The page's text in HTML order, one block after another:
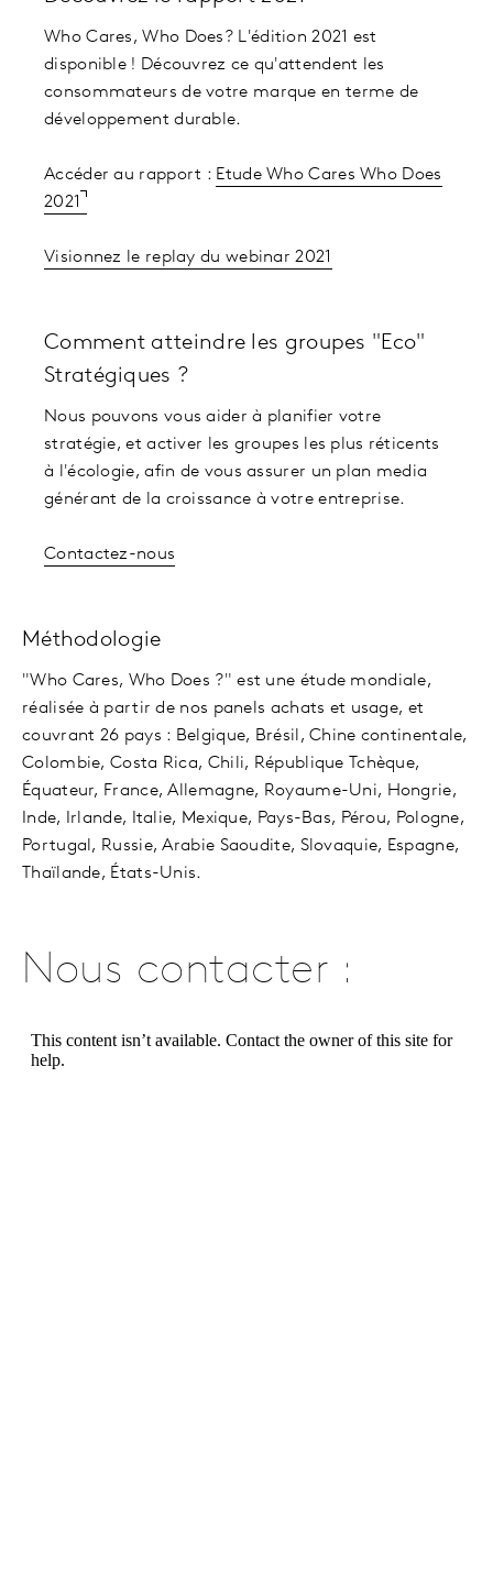
Who Cares, Who Does? L'édition 2021 est
disponible ! Découvrez ce qu'attendent les
consommateurs de votre marque en terme de
développement durable.
Accéder au rapport : Etude Who Cares Who Does
2021
Visionnez le replay du webinar 2021
Comment atteindre les groupes "Eco"
Stratégiques ?
Nous pouvons vous aider à planifier votre
stratégie, et activer les groupes les plus réticents
à l'écologie, afin de vous assurer un plan media
générant de la croissance à votre entreprise.
Contactez-nous
Méthodologie
"Who Cares, Who Does ?" est une étude mondiale,
réalisée à partir de nos panels achats et usage, et
couvrant 26 pays : Belgique, Brésil, Chine continentale,
Colombie, Costa Rica, Chili, République Tchèque,
Équateur, France, Allemagne, Royaume-Uni, Hongrie,
Inde, Irlande, Italie, Mexique, Pays-Bas, Pérou, Pologne,
Portugal, Russie, Arabie Saoudite, Slovaquie, Espagne,
Thaïlande, États-Unis.
Nous contacter :